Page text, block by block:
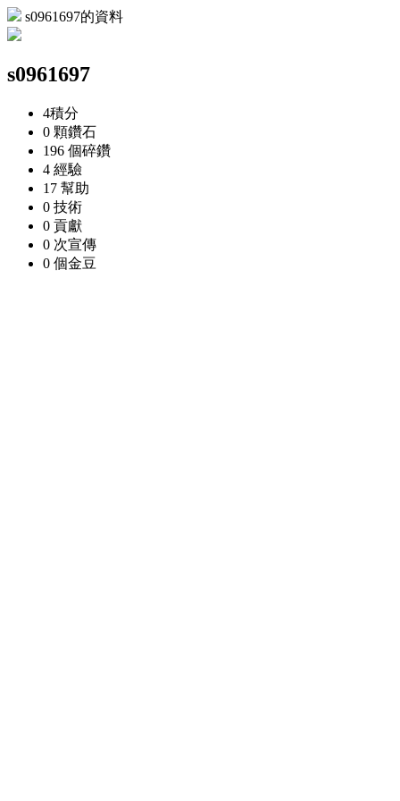
s0961697的資料
s0961697
4積分
0 顆鑽石
196 個碎鑽
4 經驗
17 幫助
0 技術
0 貢獻
0 次宣傳
0 個金豆